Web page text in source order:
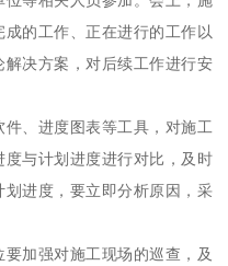
的工作、正在进行的工作以
决方案，对后续工作进行安
、进度图表等工具，对施工
与计划进度进行对比，及时
进度，要立即分析原因，采
加强对施工现场的巡查，及